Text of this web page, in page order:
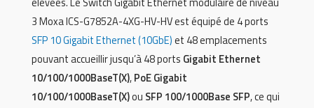
3 Moxa ICS-G7852A-4XG-HV-HV est équipé de 4 ports
SFP 10 Gigabit Ethernet (10GbE)et 48 emplacements
pouvant accueillir jusqu’à 48 ports Gigabit Ethernet
10/100/1000BaseT(X),PoE Gigabit
10/100/1000BaseT(X)ou SFP 100/1000Base SFP, ce qui